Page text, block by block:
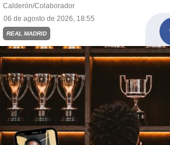
Calderón/Colaborador
06 de agosto de 2026, 18:55
REAL MADRID